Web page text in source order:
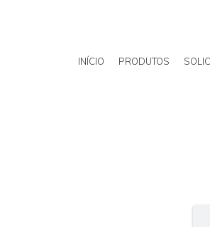
INÍCIO PRODUTOS